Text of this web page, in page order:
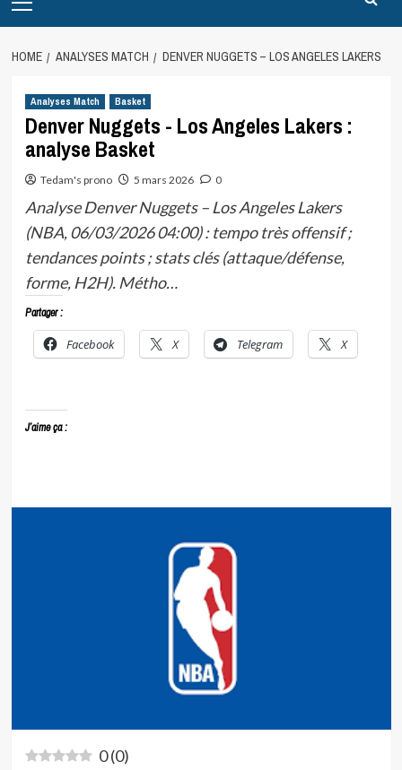
Menu
HOME ANALYSES MATCH DENVER NUGGETS – LOS ANGELES LAKERS
Analyses Match Basket
Denver Nuggets - Los Angeles Lakers :
analyse Basket
Tedam's prono 5 mars 2026 0
Analyse Denver Nuggets – Los Angeles Lakers
(NBA, 06/03/2026 04:00) : tempo très offensif ;
tendances points ; stats clés (attaque/défense,
forme, H2H). Métho…
Partager :
Facebook X Telegram X
J’aime ça :
0(0)